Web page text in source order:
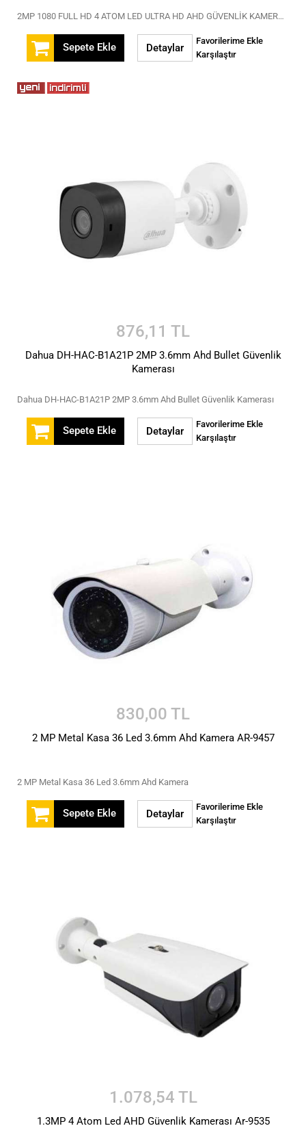
2MP 1080 FULL HD 4 ATOM LED ULTRA HD AHD GÜVENLİK KAMERASI GECE GÖRÜŞ MESAFESİ 70
Sepete Ekle Detaylar
Favorilerime Ekle
Karşılaştır
876,11 TL
Dahua DH-HAC-B1A21P 2MP 3.6mm Ahd Bullet Güvenlik
Kamerası
Dahua DH-HAC-B1A21P 2MP 3.6mm Ahd Bullet Güvenlik Kamerası
Sepete Ekle Detaylar
Favorilerime Ekle
Karşılaştır
830,00 TL
2 MP Metal Kasa 36 Led 3.6mm Ahd Kamera AR-9457
2 MP Metal Kasa 36 Led 3.6mm Ahd Kamera
Sepete Ekle Detaylar
Favorilerime Ekle
Karşılaştır
1.078,54 TL
1.3MP 4 Atom Led AHD Güvenlik Kamerası Ar-9535